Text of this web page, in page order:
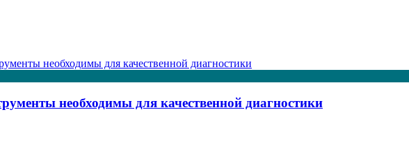
необходимы для качественной диагностики